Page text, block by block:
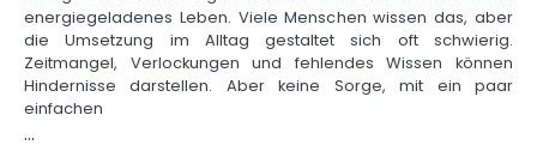
energiegeladenes Leben. Viele Menschen wissen das, aber
die Umsetzung im Alltag gestaltet sich oft schwierig.
Zeitmangel, Verlockungen und fehlendes Wissen können
Hindernisse darstellen. Aber keine Sorge, mit ein paar
einfachen
…